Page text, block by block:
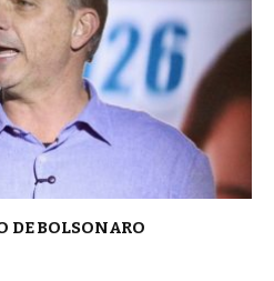
DE BOLSONARO